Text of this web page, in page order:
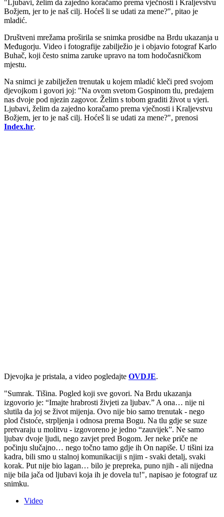
"Ljubavi, želim da zajedno koračamo prema vječnosti i Kraljevstvu
Božjem, jer to je naš cilj. Hoćeš li se udati za mene?", pitao je
mladić.
Društveni mrežama proširila se snimka prosidbe na Brdu ukazanja u
Međugorju. Video i fotografije zabilježio je i objavio fotograf Karlo
Buhač, koji često snima zaruke upravo na tom hodočasničkom
mjestu.
Na snimci je zabilježen trenutak u kojem mladić kleči pred svojom
djevojkom i govori joj: "Na ovom svetom Gospinom tlu, predajem
nas dvoje pod njezin zagovor. Želim s tobom graditi život u vjeri.
Ljubavi, želim da zajedno koračamo prema vječnosti i Kraljevstvu
Božjem, jer to je naš cilj. Hoćeš li se udati za mene?", prenosi
Index.hr.
Djevojka je pristala, a video pogledajte OVDJE.
"Sumrak. Tišina. Pogled koji sve govori. Na Brdu ukazanja
izgovorio je: “Imajte hrabrosti živjeti za ljubav.” A ona… nije ni
slutila da joj se život mijenja. Ovo nije bio samo trenutak - nego
plod čistoće, strpljenja i odnosa prema Bogu. Na tlu gdje se suze
pretvaraju u molitvu - izgovoreno je jedno “zauvijek”. Ne samo
ljubav dvoje ljudi, nego zavjet pred Bogom. Jer neke priče ne
počinju slučajno… nego točno tamo gdje ih On napiše. U tišini iza
kadra, bili smo u stalnoj komunikaciji s njim - svaki detalj, svaki
korak. Put nije bio lagan… bilo je prepreka, puno njih - ali nijedna
nije bila jača od ljubavi koja ih je dovela tu!", napisao je fotograf uz
snimku.
Video